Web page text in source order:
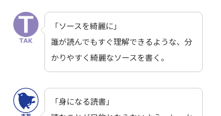
「ソースを綺麗に」
誰が読んでもすぐ理解できるような、分
かりやすく綺麗なソースを書く。
「身になる読書」